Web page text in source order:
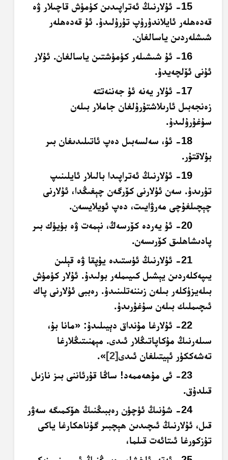
15- ئۇلارنىڭ ئەتراپىدىن كۈمۈش قاچىلار ۋە
قەدەھلەر ئايلاندۇرۇپ تۇرۇلىدۇ. ئۇ قەدەھلەر
شىشلەردىن ياسالغان.
16- ئۇ شىشىلەر كۈمۈشتىن ياسالغان. ئۇلار
ئۇنى ئۆلچەيدۇ.
17- ئۇلار يەنە ئۇ جەننەتتە
زەنجەبىل ئارىلاشتۇرۇلغان جاملار بىلەن
سۇغۇرۇلىدۇ.
18- ئۇ، سەلسەبىل دەپ ئاتىلىدىغان بىر
بۇلاقتۇر.
19- ئۇلارنىڭ ئەتراپىدا بالىلار ئايلىنىپ
تۇرىدۇ. سەن ئۇلارنى كۆرگەن چېغىڭدا، ئۇلارنى
چېچىلغۇچى مەرۋايىت، دەپ ئويلايسەن.
20- ئۇ يەردە كۆرسەڭ، نېمەت ۋە بۈيۈك بىر
پادىشاھلىق كۆرىسەن.
21- ئۇلارنىڭ ئۈستىدە يۇپقا ۋە قېلىن
يىپەكلەردىن يېشىل كىيىملەر بولىدۇ. ئۇلار كۈمۈش
بىلەيزۈكلەر بىلەن زىننەتلىنىدۇ. رەببى ئۇلارنى پاك
ئىچىملىك بىلەن سۇغۇرىدۇ.
22- ئۇلارغا مۇنداق دېيىلىدۇ: «مانا بۇ،
سىلەرنىڭ مۇكاپاتىڭلار ئىدى. مېھنىتىڭلارغا
تەشەككۈر ئېيتىلغان ئىدى[2]
».
23- ئى مۇھەممەد! ساڭا قۇرئاننى بىز نازىل
قىلدۇق.
24- شۇنىڭ ئۈچۈن رەببىڭنىڭ ھۆكمىگە سەۋر
قىل، ئۇلارنىڭ ئىچىدىن ھېچبىر گۇناھكارغا ياكى
تۇزكورغا ئىتائەت قىلما،